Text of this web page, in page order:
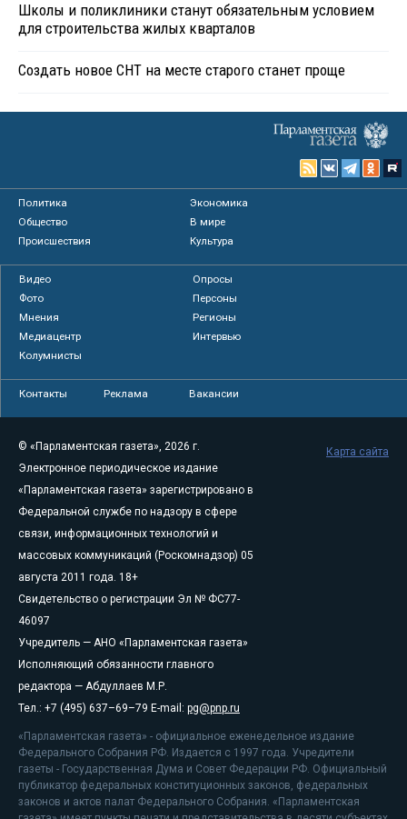
Школы и поликлиники станут обязательным условием
для строительства жилых кварталов
Создать новое СНТ на месте старого станет проще
Политика
Экономика
Общество
В мире
Происшествия
Культура
Видео
Опросы
Фото
Персоны
Мнения
Регионы
Медиацентр
Интервью
Колумнисты
Контакты Реклама Вакансии
© «Парламентская газета», 2026 г.
Электронное периодическое издание
«Парламентская газета» зарегистрировано в
Федеральной службе по надзору в сфере
связи, информационных технологий и
массовых коммуникаций (Роскомнадзор) 05
августа 2011 года. 18+
Свидетельство о регистрации Эл № ФС77-
46097
Учредитель — АНО «Парламентская газета»
Исполняющий обязанности главного
редактора — Абдуллаев М.Р.
Тел.: +7 (495) 637–69–79 E-mail: pg@pnp.ru
«Парламентская газета» - официальное еженедельное издание
Федерального Собрания РФ. Издается с 1997 года. Учредители
газеты - Государственная Дума и Совет Федерации РФ. Официальный
публикатор федеральных конституционных законов, федеральных
законов и актов палат Федерального Собрания. «Парламентская
Карта сайта